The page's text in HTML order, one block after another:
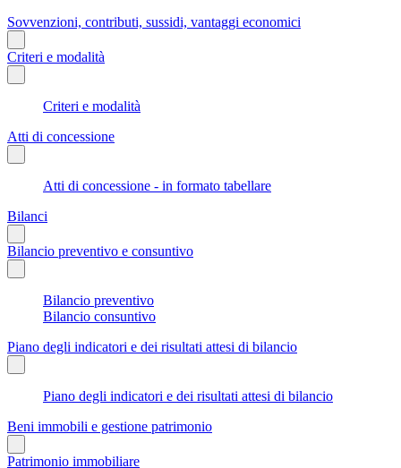
Sovvenzioni, contributi, sussidi, vantaggi economici
Criteri e modalità
Criteri e modalità
Atti di concessione
Atti di concessione - in formato tabellare
Bilanci
Bilancio preventivo e consuntivo
Bilancio preventivo
Bilancio consuntivo
Piano degli indicatori e dei risultati attesi di bilancio
Piano degli indicatori e dei risultati attesi di bilancio
Beni immobili e gestione patrimonio
Patrimonio immobiliare